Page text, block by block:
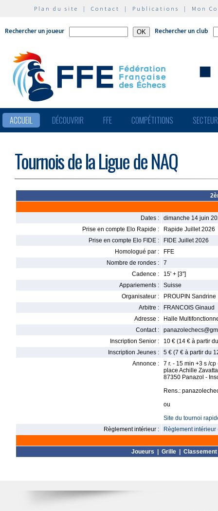
Plan du site | Contact | Publications | Mon
Rechercher un joueur Rechercher un club
ACCUEIL DÉCOUVRIR FFE COMPÉTITIONS
Tournois de la Ligue de NAQ
Dates :
dimanche 14 juin
Prise en compte Elo Rapide :
Rapide Juillet 2026
Prise en compte Elo FIDE :
FIDE Juillet 2026
Homologué par :
FFE
Nombre de rondes :
7
Cadence :
15' + [3'']
Appariements :
Suisse
Organisateur :
PROUPIN Sandrine
Arbitre :
FRANCOIS Ginaud
Adresse :
Halle
Contact :
Inscription Senior :
10 € (14 € à partir
Inscription Jeunes :
5 € (7 € à partir du
Annonce :
7 r. - 15 min +3 s /
place Achille Zavatta
87350 Panazol -
Rens.:
ou
Site du tournoi
Règlement intérieur :
Règlement intérieur
Joueurs Grille Classement